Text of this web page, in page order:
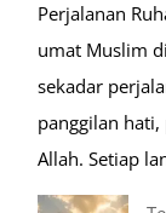
Perjalanan
umat Muslim
sekadar
panggilan
Allah. Setiap